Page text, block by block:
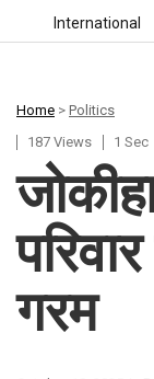
International
Home > Politics
187 Views
1 Sec
गरम